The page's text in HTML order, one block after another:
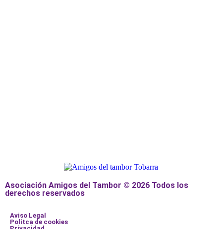
Asociación Amigos del Tambor © 2026 Todos los
derechos reservados
Aviso Legal
Politca de cookies